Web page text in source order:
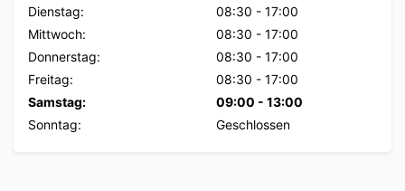
Dienstag:
08:30 - 17:00
Mittwoch:
08:30 - 17:00
Donnerstag:
08:30 - 17:00
Freitag:
08:30 - 17:00
Samstag:
09:00 - 13:00
Sonntag:
Geschlossen